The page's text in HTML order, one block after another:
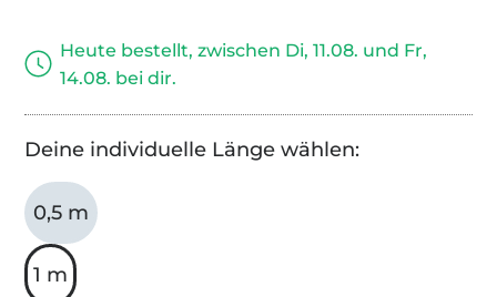
Heute bestellt, zwischen Di, 11.08. und Fr,
14.08. bei dir.
Deine individuelle Länge wählen:
0,5 m
1 m